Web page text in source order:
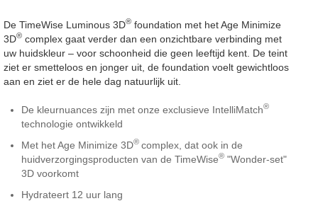
De TimeWise Luminous 3D® foundation met het Age Minimize
3D® complex gaat verder dan een onzichtbare verbinding met
uw huidskleur – voor schoonheid die geen leeftijd kent. De teint
ziet er smetteloos en jonger uit, de foundation voelt gewichtloos
aan en ziet er de hele dag natuurlijk uit.
De kleurnuances zijn met onze exclusieve IntelliMatch®
technologie ontwikkeld
Met het Age Minimize 3D® complex, dat ook in de
huidverzorgingsproducten van de TimeWise® "Wonder-set"
3D voorkomt
Hydrateert 12 uur lang